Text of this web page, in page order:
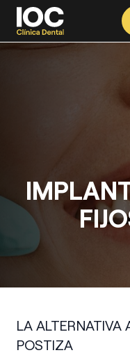
LA ALTERNATIVA
POSTIZA